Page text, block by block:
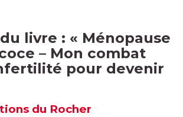
livre : « Ménopause
– Mon combat
pour devenir
du Rocher